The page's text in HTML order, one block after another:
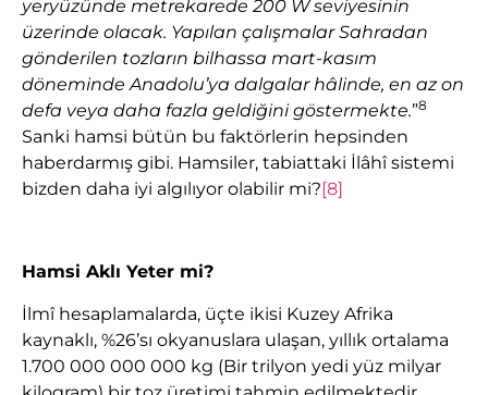
yeryüzünde metrekarede 200 W seviyesinin
üzerinde olacak. Yapılan çalışmalar Sahradan
gönderilen tozların bilhassa mart-kasım
döneminde Anadolu’ya dalgalar hâlinde, en az on
defa veya daha fazla geldiğini göstermekte.”8
Sanki hamsi bütün bu faktörlerin hepsinden
haberdarmış gibi. Hamsiler, tabiattaki İlâhî sistemi
bizden daha iyi algılıyor olabilir mi?[8]
Hamsi Aklı Yeter mi?
İlmî hesaplamalarda, üçte ikisi Kuzey Afrika
kaynaklı, %26’sı okyanuslara ulaşan, yıllık ortalama
1.700 000 000 000 kg (Bir trilyon yedi yüz milyar